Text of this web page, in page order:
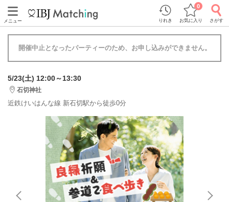
メニュー りれき お気に入り
0
さがす
開催中止となったパーティーのため、お申し込みができません。
5/23(土) 12:00～13:30
石切神社
近鉄けいはんな線 新石切駅から徒歩0分